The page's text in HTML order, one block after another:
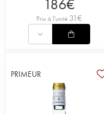
186€
Prix à l'unité 31€
PRIMEUR